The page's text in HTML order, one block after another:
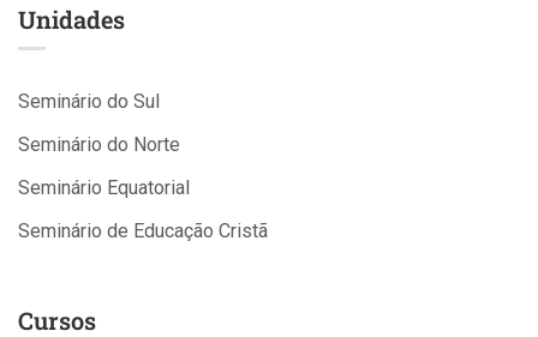
Unidades
Seminário do Sul
Seminário do Norte
Seminário Equatorial
Seminário de Educação Cristã
Cursos